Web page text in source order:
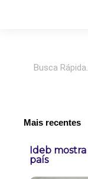
Mais recentes
Ideb
país